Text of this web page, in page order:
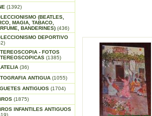
(1392)
(BEATLES,
MAGIA, TABACO,
BANDERINES) (436)
DEPORTIVO
- FOTOS
(1385)
(36)
ANTIGUA (1055)
ANTIGUOS (1704)
(1875)
INFANTILES ANTIGUOS